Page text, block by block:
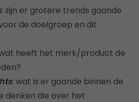
: zijn er grotere trends gaande
de doelgroep en dit
heeft het merk/product de
: wat is er gaande binnen de
denken die over het